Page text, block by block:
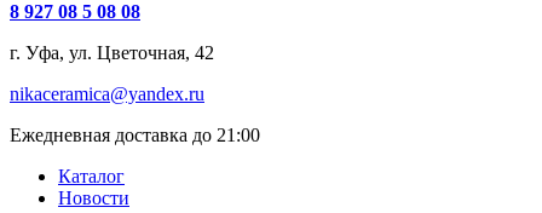
8 927 08 5 08 08
г. Уфа, ул. Цветочная, 42
nikaceramica@yandex.ru
Ежедневная доставка до 21:00
Каталог
Новости